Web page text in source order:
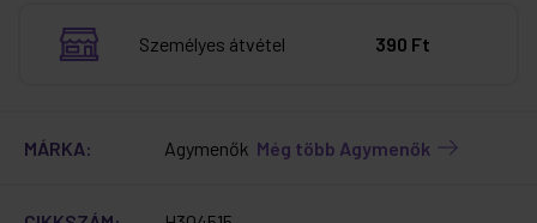
Személyes átvétel 390 Ft
MÁRKA: Agymenők Még több Agymenők